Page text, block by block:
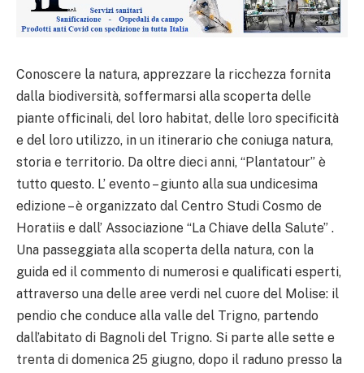
Conoscere la natura, apprezzare la ricchezza fornita
dalla biodiversità, soffermarsi alla scoperta delle
piante officinali, del loro habitat, delle loro specificità
e del loro utilizzo, in un itinerario che coniuga natura,
storia e territorio. Da oltre dieci anni, “Plantatour” è
tutto questo. L’ evento – giunto alla sua undicesima
edizione – è organizzato dal Centro Studi Cosmo de
Horatiis e dall’ Associazione “La Chiave della Salute” .
Una passeggiata alla scoperta della natura, con la
guida ed il commento di numerosi e qualificati esperti,
attraverso una delle aree verdi nel cuore del Molise: il
pendio che conduce alla valle del Trigno, partendo
dall’abitato di Bagnoli del Trigno. Si parte alle sette e
trenta di domenica 25 giugno, dopo il raduno presso la